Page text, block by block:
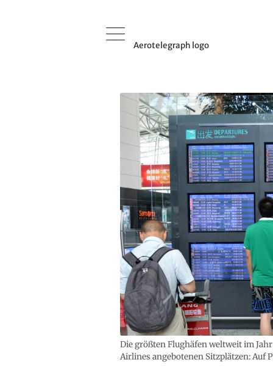
Aerotelegraph logo
Die größten Flughäfen weltweit im
Airlines angebotenen Sitzplätzen: Auf